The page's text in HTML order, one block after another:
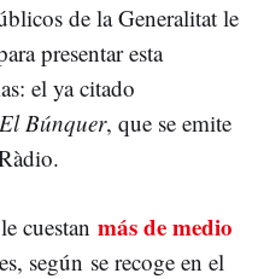
de la Generalitat le
presentar esta
el ya citado
El Búnquer, que se emite
cuestan más de medio
según se recoge en el